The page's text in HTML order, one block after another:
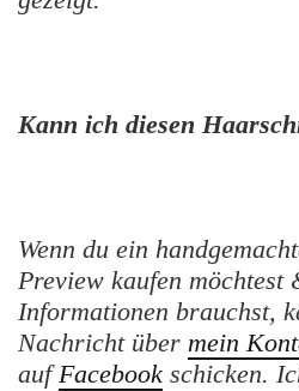
Kann ich diesen
Wenn du ein
Preview kaufen möchtest
Informationen brauchst,
Nachricht über mein
aufFacebook schicken.